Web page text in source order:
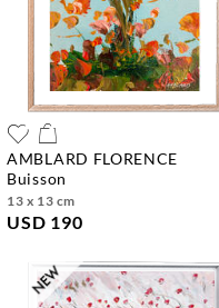
AMBLARD FLORENCE
buisson
13 x 13 cm
USD 190